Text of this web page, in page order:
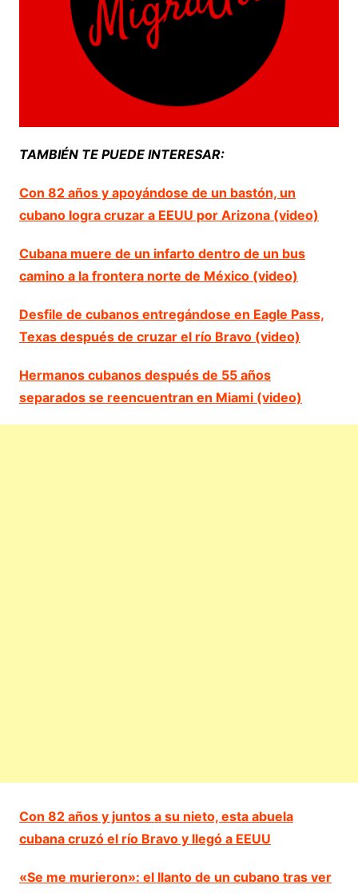
TAMBIÉN TE PUEDE INTERESAR:
Con 82 años y apoyándose de un bastón, un
cubano logra cruzar a EEUU por Arizona (video)
Cubana muere de un infarto dentro de un bus
camino a la frontera norte de México (video)
Desfile de cubanos entregándose en Eagle Pass,
Texas después de cruzar el río Bravo (video)
Hermanos cubanos después de 55 años
separados se reencuentran en Miami (video)
Con 82 años y juntos a su nieto, esta abuela
cubana cruzó el río Bravo y llegó a EEUU
«Se me murieron»: el llanto de un cubano tras ver